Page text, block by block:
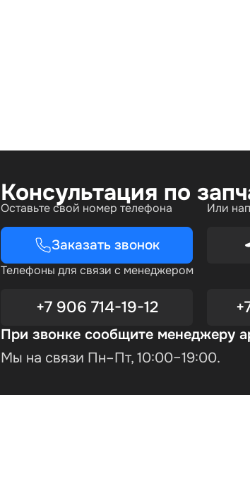
Консультация по
Оставьте свой номер телефона
Заказать звонок
Или
Телефоны для связи с менеджером
+7 906 714-19-12
При звонке сообщите менеджеру
Мы на связи Пн–Пт, 10:00–19:00.